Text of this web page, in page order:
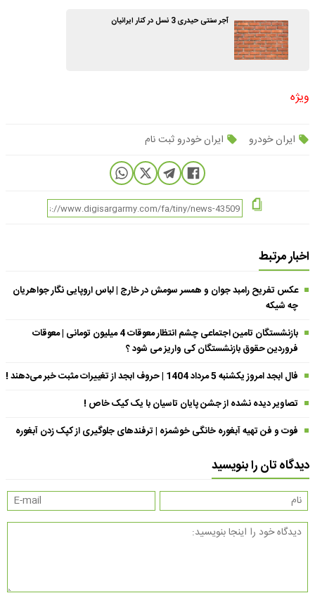
آجر سنتی حیدری 3 نسل در کنار ایرانیان
ویژه
ایران خودرو ایران خودرو ثبت نام
اخبار مرتبط
عکس تفریح رامبد جوان و همسر سومش در خارج | لباس اروپایی نگار جواهریان
چه شیکه
بازنشستگان تامین اجتماعی چشم انتظار معوقات 4 میلیون تومانی | معوقات
فروردین حقوق بازنشستگان کی واریز می شود ؟
فال ابجد امروز یکشنبه 5 مرداد 1404 | حروف ابجد از تغییرات مثبت خبر می‌دهند !
تصاویر دیده نشده از جشن پایان تاسیان با یک کیک خاص !
فوت و فن تهیه آبغوره خانگی خوشمزه | ترفندهای جلوگیری از کپک زدن آبغوره
دیدگاه تان را بنویسید